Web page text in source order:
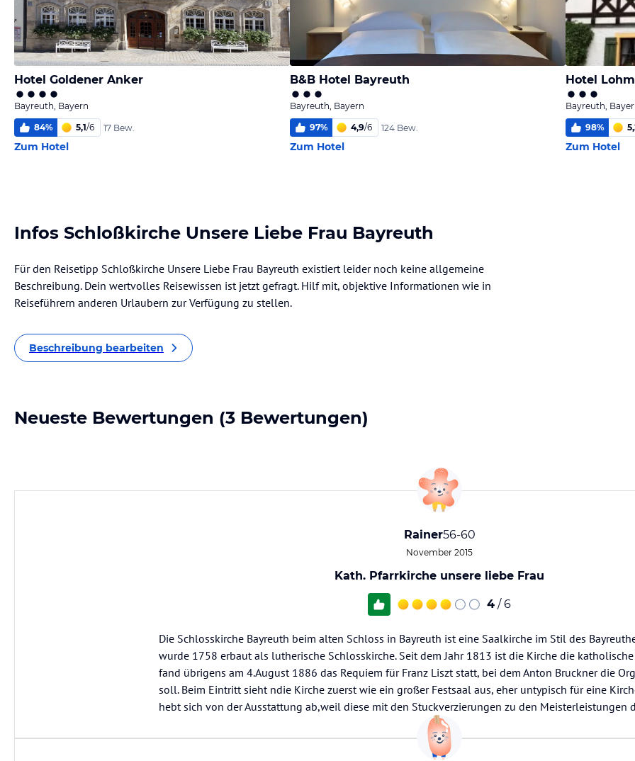
Hotel Goldener Anker
Bayreuth, Bayern
84% 5,1/6 17 Bew.
Zum Hotel
B&B Hotel Bayreuth
Bayreuth, Bayern
97% 4,9/6 124 Bew.
Zum Hotel
Hotel
Bayreuth,
98%
Zum Hotel
Infos Schloßkirche Unsere Liebe Frau Bayreuth
Für den Reisetipp Schloßkirche Unsere Liebe Frau Bayreuth existiert leider noch keine allgemeine
Beschreibung. Dein wertvolles Reisewissen ist jetzt gefragt. Hilf mit, objektive Informationen wie in
Reiseführern anderen Urlaubern zur Verfügung zu stellen.
Beschreibung bearbeiten
Neueste Bewertungen (3 Bewertungen)
Rainer56-60
November 2015
Kath. Pfarrkirche unsere liebe Frau
4 / 6
Die Schlosskirche Bayreuth beim alten Schloss in Bayreuth ist eine Saalkirche im Stil des
wurde 1758 erbaut als lutherische Schlosskirche. Seit dem Jahr 1813 ist die Kirche die
fand übrigens am 4.August 1886 das Requiem für Franz Liszt statt, bei dem Anton Bruckner die
soll. Beim Eintritt sieht ndie Kirche zuerst wie ein großer Festsaal aus, eher untypisch für eine
hebt sich von der Ausstattung ab,weil diese mit den Stuckverzierungen zu den Meisterleistungen